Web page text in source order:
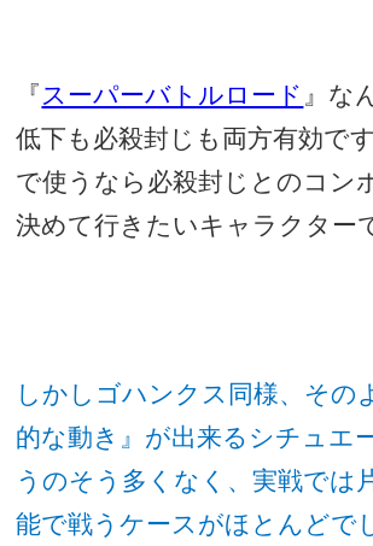
『スーパーバトルロード 』な
低下も必殺封じも両方有効で
で使うなら必殺封じとのコン
決めて行きたいキャラクター
しかしゴハンクス同様、その
的な動き』が出来るシチュエ
うのそう多くなく、実戦では
能で戦うケースがほとんどで